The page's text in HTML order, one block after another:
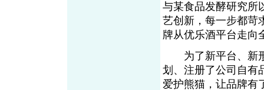
与某食品发酵研究所
艺创新，每一步都苛
牌从优乐酒平台走向
为了新平台、新形
划、注册了公司自有
爱护熊猫，让品牌有